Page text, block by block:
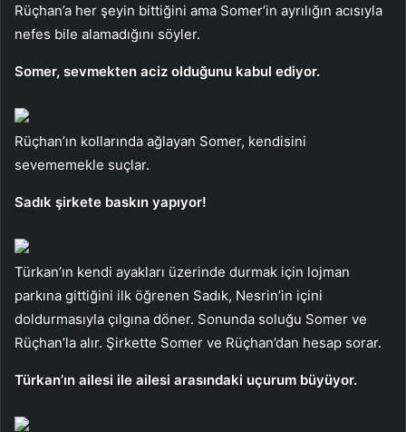
Rüçhan’a her şeyin bittiğini ama Somer’in ayrılığın acısıyla
nefes bile alamadığını söyler.
Somer, sevmekten aciz olduğunu kabul ediyor.
Rüçhan’ın kollarında ağlayan Somer, kendisini
sevememekle suçlar.
Sadık şirkete baskın yapıyor!
Türkan’ın kendi ayakları üzerinde durmak için lojman
parkına gittiğini ilk öğrenen Sadık, Nesrin’in içini
doldurmasıyla çılgına döner. Sonunda soluğu Somer ve
Rüçhan’la alır. Şirkette Somer ve Rüçhan’dan hesap sorar.
Türkan’ın ailesi ile ailesi arasındaki uçurum büyüyor.